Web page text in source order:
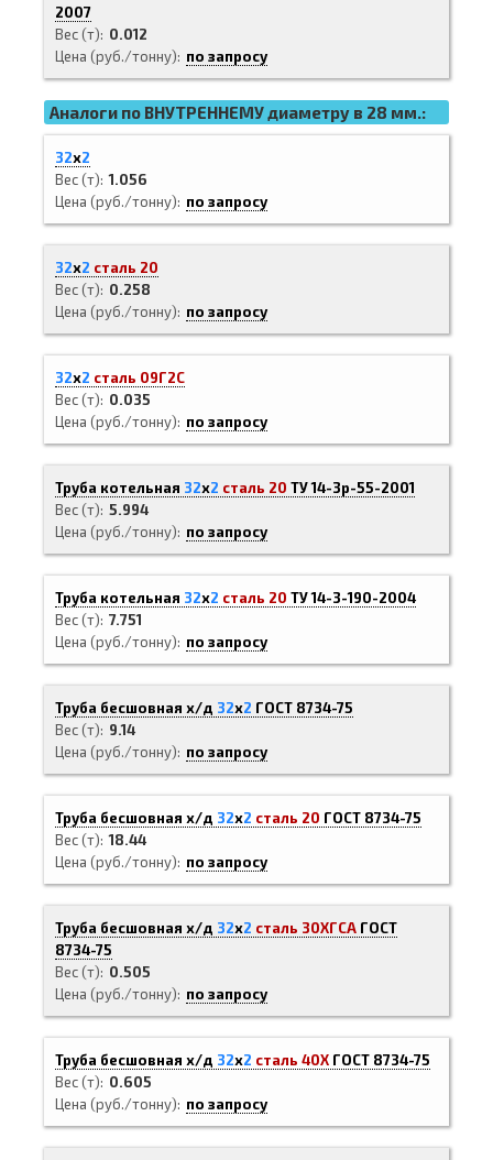
2007
Вес (т)
0.012
Цена (руб./тонну)
по запросу
Аналоги по ВНУТРЕННЕМУ диаметру в 28 мм.:
32х2
Вес (т) 1.056
Цена (руб./тонну)
по запросу
32х2 сталь 20
Вес (т)
0.258
Цена (руб./тонну)
по запросу
32х2 сталь 09Г2С
Вес (т)
0.035
Цена (руб./тонну)
по запросу
Труба котельная 32х2 сталь 20 ТУ 14-3р-55-2001
Вес (т) 5.994
Цена (руб./тонну)
по запросу
Труба котельная 32х2 сталь 20 ТУ 14-3-190-2004
Вес (т) 7.751
Цена (руб./тонну)
по запросу
Труба бесшовная х/д 32х2 ГОСТ 8734-75
Вес (т)
9.14
Цена (руб./тонну)
по запросу
Труба бесшовная х/д 32х2 сталь 20 ГОСТ 8734-75
Вес (т) 18.44
Цена (руб./тонну)
по запросу
Труба бесшовная х/д 32х2 сталь 30ХГСА ГОСТ
8734-75
Вес (т)
0.505
Цена (руб./тонну)
по запросу
Труба бесшовная х/д 32х2 сталь 40Х ГОСТ 8734-75
Вес (т)
0.605
Цена (руб./тонну)
по запросу